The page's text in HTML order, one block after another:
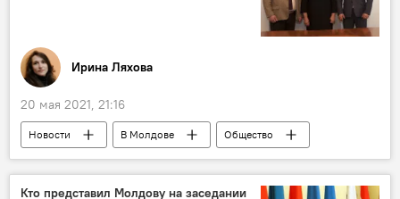
Ирина Ляхова
20 мая 2021, 21:16
Новости В Молдове
Общество
Приднестровье
права человека
Кто представил Молдову на заседании